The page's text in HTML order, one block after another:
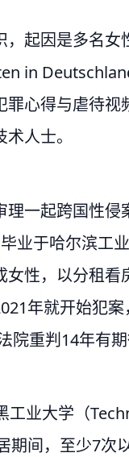
起因是多名
in
心得与虐待
人士。
一起跨国性
业于哈尔滨工
性，以分租
年就开始犯案
重判14年有期
工业大学（
期间，至少7次